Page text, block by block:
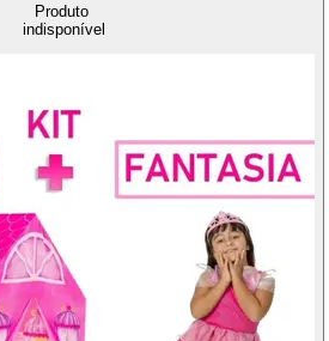
Produto
indisponível